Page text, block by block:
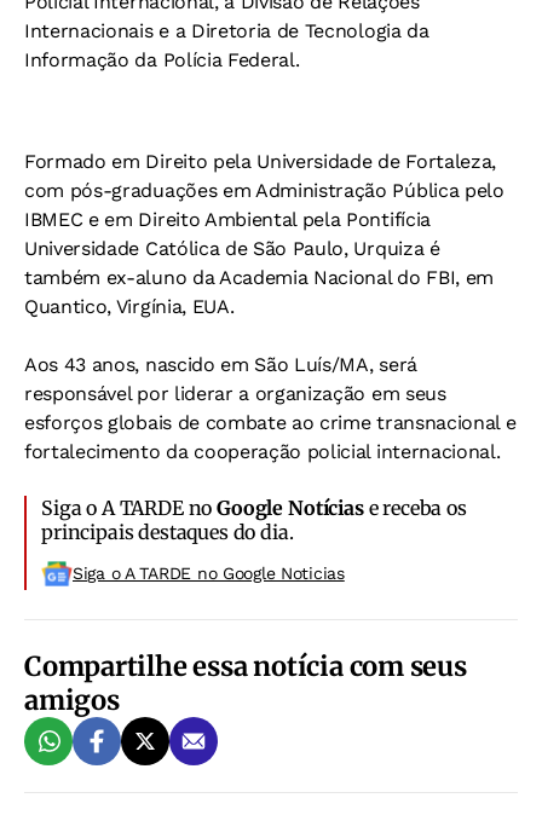
Internacionais e a Diretoria de Tecnologia da
Informação da Polícia Federal.
Formado em Direito pela Universidade de Fortaleza,
com pós-graduações em Administração Pública pelo
IBMEC e em Direito Ambiental pela Pontifícia
Universidade Católica de São Paulo, Urquiza é
também ex-aluno da Academia Nacional do FBI, em
Quantico, Virgínia, EUA.
Aos 43 anos, nascido em São Luís/MA, será
responsável por liderar a organização em seus
esforços globais de combate ao crime transnacional e
fortalecimento da cooperação policial internacional.
Siga o A TARDE noGoogle Notíciase receba os
principais destaques do dia.
Siga o A TARDE no Google Noticias
Compartilhe essa notícia com seus
amigos